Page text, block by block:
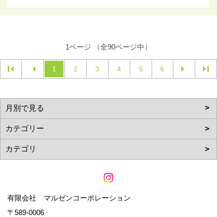
1ページ （全90ページ中）
1 2 3 4 5 6
有限会社 マルゼンコーポレーション
〒589-0006